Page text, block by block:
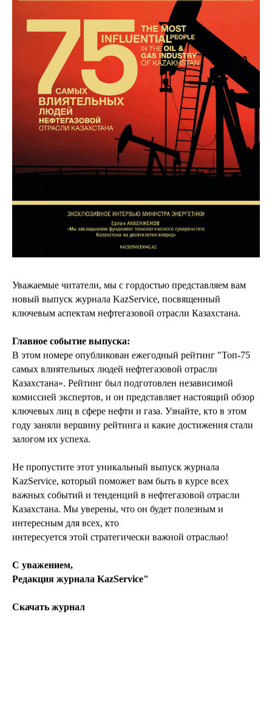
Уважаемые читатели, мы с гордостью представляем вам
новый выпуск журнала KazService, посвященный
ключевым аспектам нефтегазовой отрасли Казахстана.
Главное событие выпуска:
В этом номере опубликован ежегодный рейтинг "Топ-75
самых влиятельных людей нефтегазовой отрасли
Казахстана». Рейтинг был подготовлен независимой
комиссией экспертов, и он представляет настоящий обзор
ключевых лиц в сфере нефти и газа. Узнайте, кто в этом
году заняли вершину рейтинга и какие достижения стали
залогом их успеха.
Не пропустите этот уникальный выпуск журнала
KazService, который поможет вам быть в курсе всех
важных событий и тенденций в нефтегазовой отрасли
Казахстана. Мы уверены, что он будет полезным и
интересным для всех, кто
интересуется этой стратегически важной отраслью!
С уважением,
Редакция журнала KazService"
Скачать журнал